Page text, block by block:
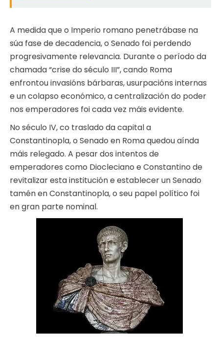
A medida que o Imperio romano penetrábase na
súa fase de decadencia, o Senado foi perdendo
progresivamente relevancia. Durante o período da
chamada “crise do século III”, cando Roma
enfrontou invasións bárbaras, usurpacións internas
e un colapso económico, a centralización do poder
nos emperadores foi cada vez máis evidente.
No século IV, co traslado da capital a
Constantinopla, o Senado en Roma quedou aínda
máis relegado. A pesar dos intentos de
emperadores como Diocleciano e Constantino de
revitalizar esta institución e establecer un Senado
tamén en Constantinopla, o seu papel político foi
en gran parte nominal.